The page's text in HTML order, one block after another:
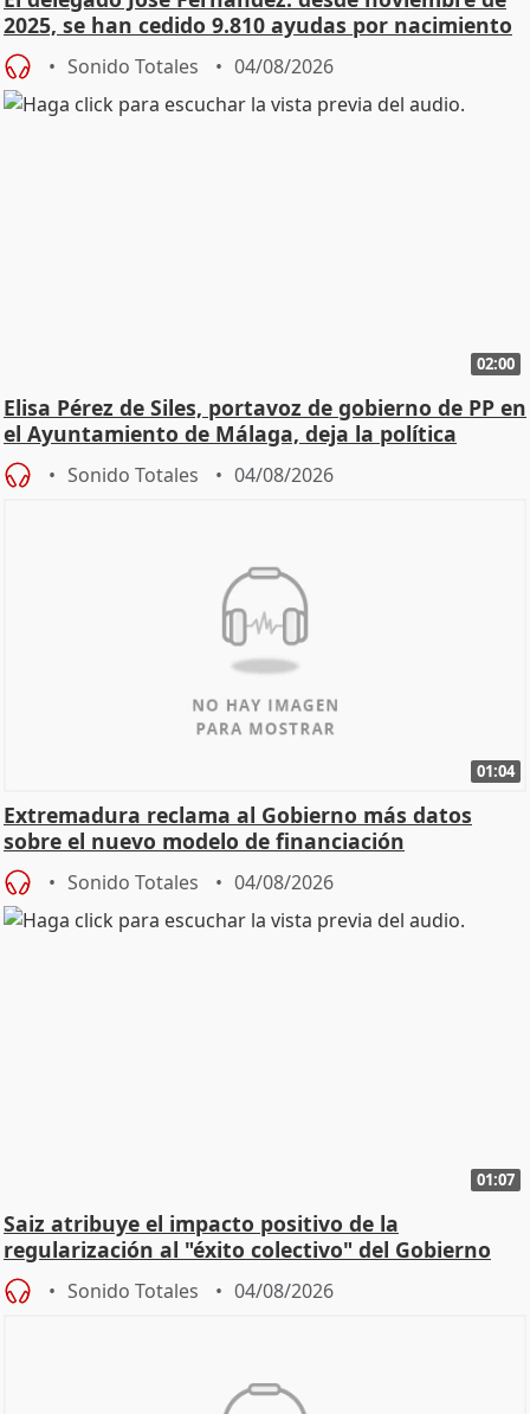
2025, se han cedido 9.810 ayudas por nacimiento
Sonido Totales 04/08/2026
02:00
Elisa Pérez de Siles, portavoz de gobierno de PP en
el Ayuntamiento de Málaga, deja la política
Sonido Totales 04/08/2026
01:04
Extremadura reclama al Gobierno más datos
sobre el nuevo modelo de financiación
Sonido Totales 04/08/2026
01:07
Saiz atribuye el impacto positivo de la
regularización al "éxito colectivo" del Gobierno
Sonido Totales 04/08/2026